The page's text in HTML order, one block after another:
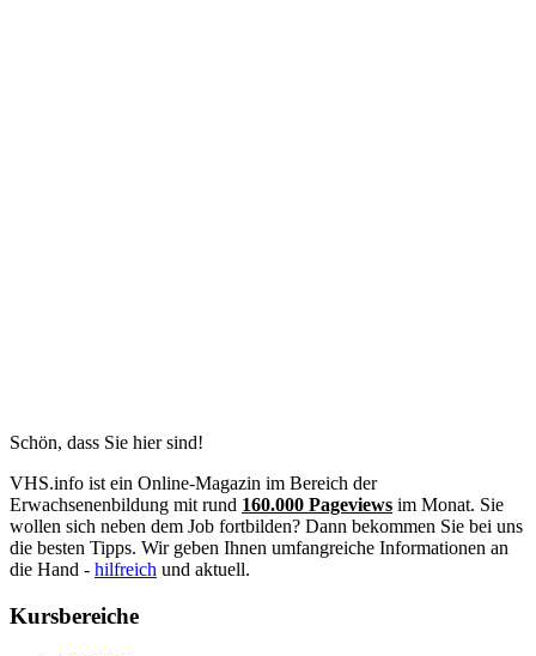
Schön, dass Sie hier sind!
VHS.info ist ein Online-Magazin im Bereich der
Erwachsenenbildung mit rund 160.000 Pageviews im Monat. Sie
wollen sich neben dem Job fortbilden? Dann bekommen Sie bei uns
die besten Tipps. Wir geben Ihnen umfangreiche Informationen an
die Hand - hilfreich und aktuell.
Kursbereiche